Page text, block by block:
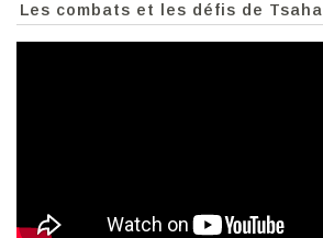
Les combats et les défis de Tsahal